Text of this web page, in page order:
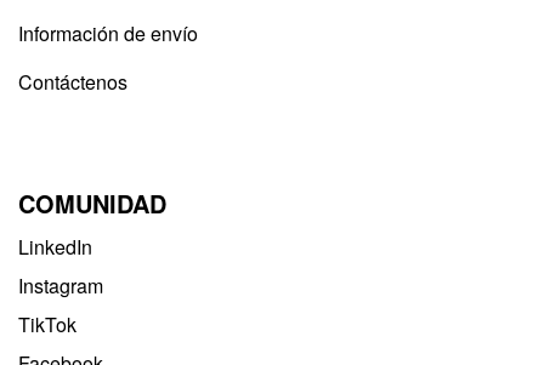
Información de envío
Contáctenos
COMUNIDAD
LinkedIn
Instagram
TikTok